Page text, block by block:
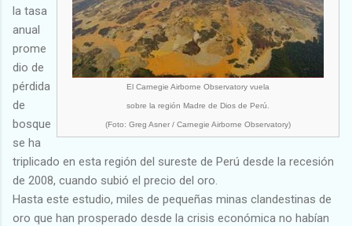
El Carnegie Airborne Observatory vuela
sobre la región Madre de Dios de Perú.
(Foto: Greg Asner / Carnegie Airborne Observatory)
la tasa
anual
prome
dio de
pérdida
de
bosque
se ha
triplicado en esta región del sureste de Perú desde la recesión
de 2008, cuando subió el precio del oro.
Hasta este estudio, miles de pequeñas minas clandestinas de
oro que han prosperado desde la crisis económica no habían